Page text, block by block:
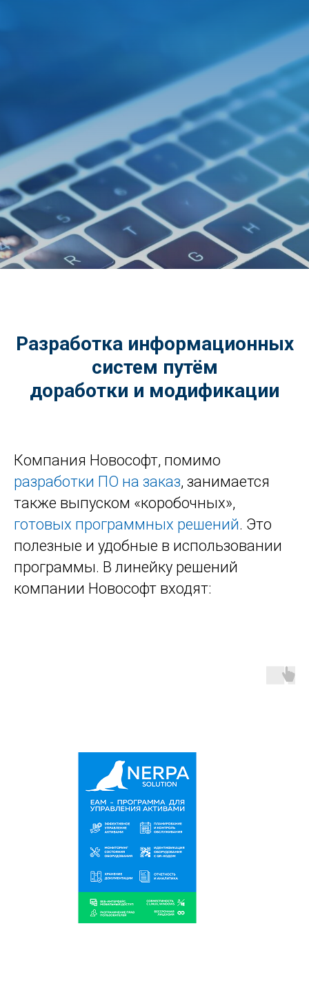
Разработка информационных
систем путём
доработки и модификации
Компания Новософт, помимо
разработки ПО на заказ, занимается
также выпуском «коробочных»,
готовых программных решений. Это
полезные и удобные в использовании
программы. В линейку решений
компании Новософт входят: